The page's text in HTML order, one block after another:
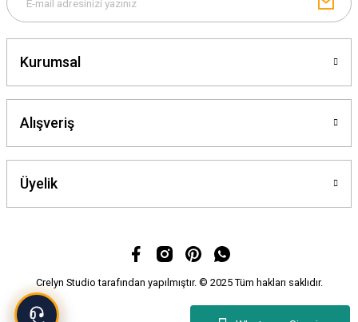
Kurumsal
Alışveriş
Üyelik
Crelyn Studio tarafından yapılmıştır. © 2025 Tüm hakları saklıdır.